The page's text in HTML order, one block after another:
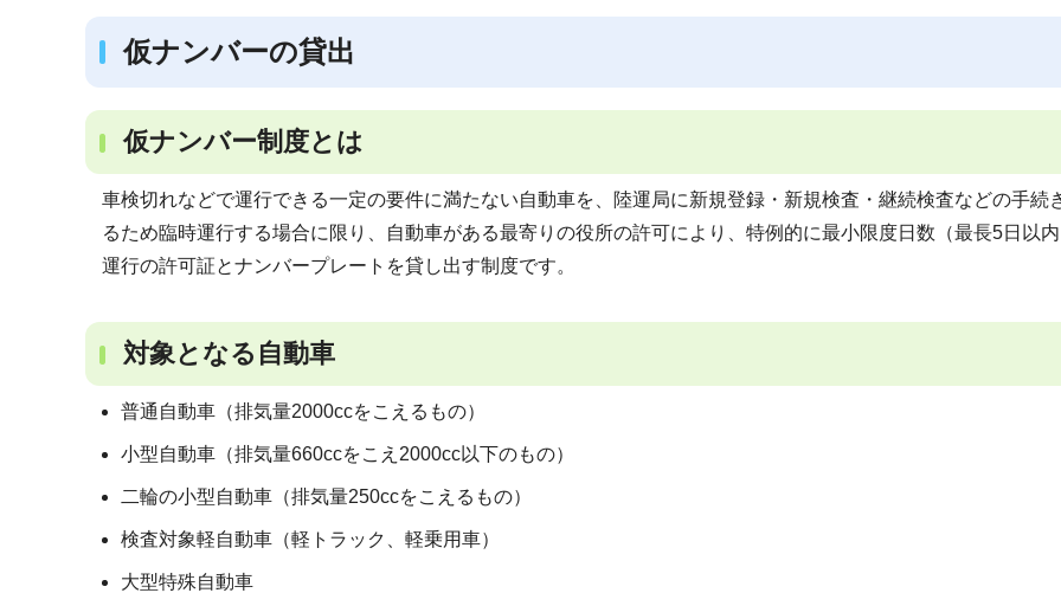
仮ナンバーの貸出
仮ナンバー制度とは
車検切れなどで運行できる一定の要件に満たない自動車を、陸運局に新規登録・新規検査・継続検査などの手続
るため臨時運行する場合に限り、自動車がある最寄りの役所の許可により、特例的に最小限度日数（最長5日以
運行の許可証とナンバープレートを貸し出す制度です。
対象となる自動車
普通自動車（排気量2000ccをこえるもの）
小型自動車（排気量660ccをこえ2000cc以下のもの）
二輪の小型自動車（排気量250ccをこえるもの）
検査対象軽自動車（軽トラック、軽乗用車）
大型特殊自動車
ー
シ
ら